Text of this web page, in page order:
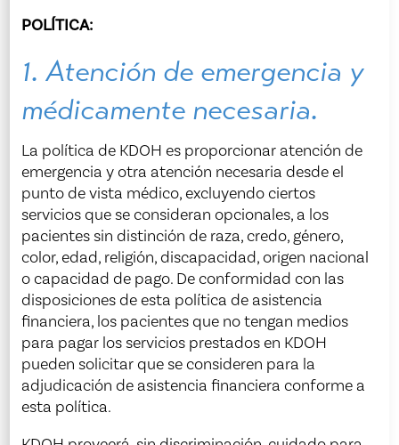
POLÍTICA:
1. Atención de emergencia y
médicamente necesaria.
La política de KDOH es proporcionar atención de
emergencia y otra atención necesaria desde el
punto de vista médico, excluyendo ciertos
servicios que se consideran opcionales, a los
pacientes sin distinción de raza, credo, género,
color, edad, religión, discapacidad, origen nacional
o capacidad de pago. De conformidad con las
disposiciones de esta política de asistencia
financiera, los pacientes que no tengan medios
para pagar los servicios prestados en KDOH
pueden solicitar que se consideren para la
adjudicación de asistencia financiera conforme a
esta política.